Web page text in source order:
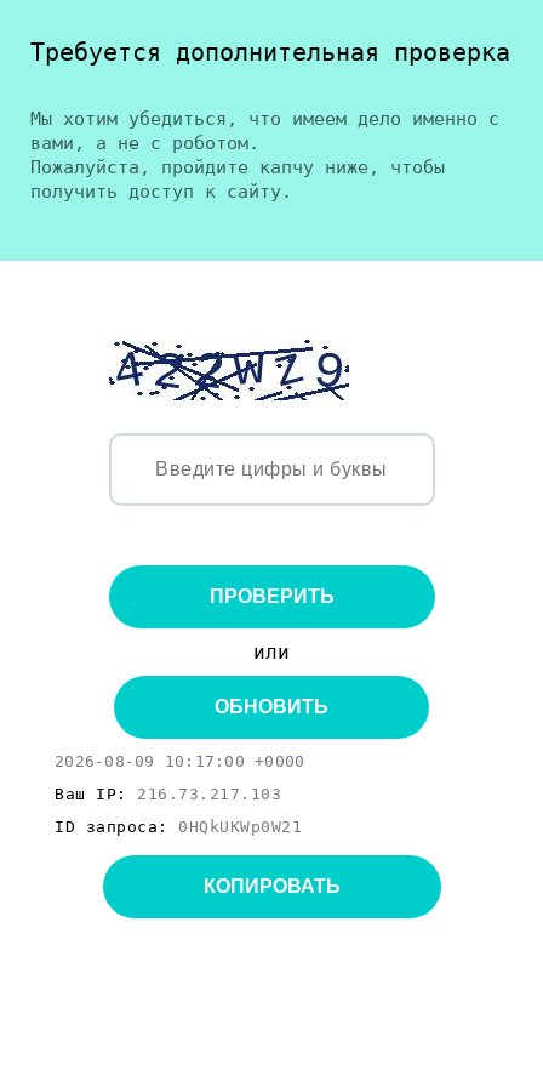
Требуется дополнительная проверка
Мы хотим убедиться, что имеем дело именно с
вами, а не с роботом.
Пожалуйста, пройдите капчу ниже, чтобы
получить доступ к сайту.
ПРОВЕРИТЬ
или
ОБНОВИТЬ
2026-08-09 10:17:00 +0000
Ваш IP: 216.73.217.103
ID запроса: 0HQkUKWp0W21
КОПИРОВАТЬ